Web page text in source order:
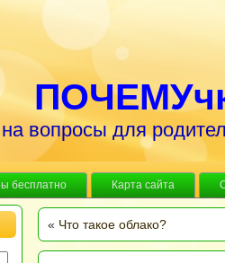
вопросы для
бесплатно Карта сайта
« Что такое облако?